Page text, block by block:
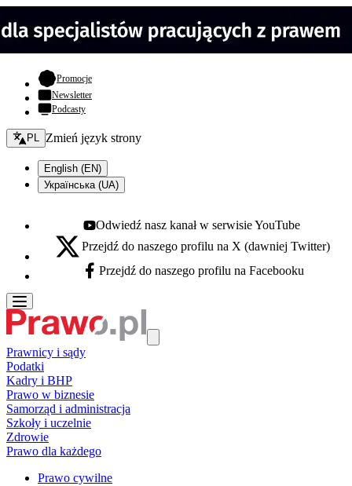
Promocje- otwiera się w nowej karcie
Newsletter
Podcasty
Zmień język - bieżący:
PL Zmień język strony
English (EN)
Українська (UA)
Youtube - otwiera się w nowej karcie
Odwiedź nasz kanał w serwisie YouTube
X - otwiera się w nowej karcie
Przejdź do naszego profilu na X (dawniej Twitter)
Facebook - otwiera się w nowej karcie
Przejdź do naszego profilu na Facebooku
Prawnicy i sądy
Podatki
Kadry i BHP
Prawo w biznesie
Samorząd i administracja
Szkoły i uczelnie
Zdrowie
Prawo dla każdego
Prawo cywilne